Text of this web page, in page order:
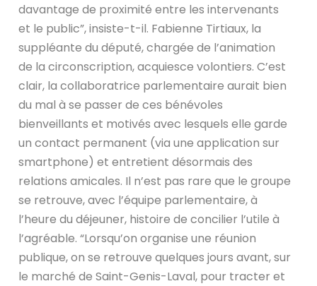
davantage de proximité entre les intervenants
et le public”, insiste-t-il. Fabienne Tirtiaux, la
suppléante du député, chargée de l’animation
de la circonscription, acquiesce volontiers. C’est
clair, la collaboratrice parlementaire aurait bien
du mal à se passer de ces bénévoles
bienveillants et motivés avec lesquels elle garde
un contact permanent (via une application sur
smartphone) et entretient désormais des
relations amicales. Il n’est pas rare que le groupe
se retrouve, avec l’équipe parlementaire, à
l’heure du déjeuner, histoire de concilier l’utile à
l’agréable. “Lorsqu’on organise une réunion
publique, on se retrouve quelques jours avant, sur
le marché de Saint-Genis-Laval, pour tracter et